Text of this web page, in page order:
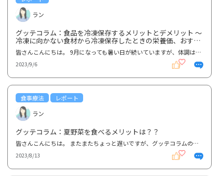
ラン
グッテコラム：食品を冷凍保存するメリットとデメリット ～
冷凍に向かない食材から冷凍保存したときの栄養価、おすす
めレシピまで～
皆さんこんにちは。 9月になっても暑い日が続いていますが、体調はいかがですか？？私は最近ちょっぴり...
2023/9/6
食事療法
レポート
ラン
グッテコラム：夏野菜を食べるメリットは？？
皆さんこんにちは。 またまたちょっと遅いですが、グッテコラムのご紹介をします＼(^o^)／今回のテーマ...
2023/8/13